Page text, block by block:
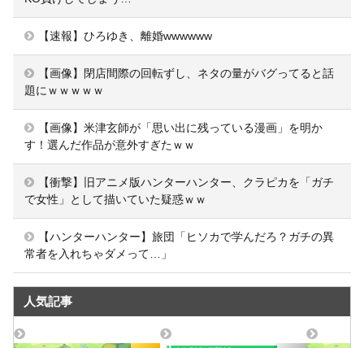
【速報】ひろゆき、離婚wwwwww
【画像】閉店間際の回転ずし、ネタの量がバグってると話
題にｗｗｗｗｗ
【画像】米津玄師が「思い出に残っている漫画」を明か
す！選んだ作品が意外すぎたｗｗ
【衝撃】旧アニメ版ハンターハンター、クラピカを「ガチ
で女性」として描いていた疑惑ｗｗ
【ハンターハンター】旅団「ヒソカで学んだろ？ガチの異
常者を入れちゃダメって…」
人気記事